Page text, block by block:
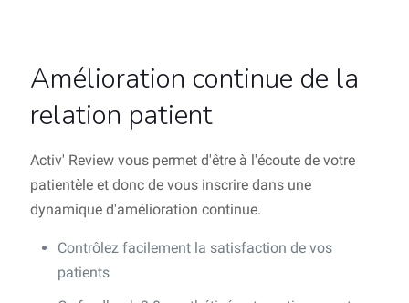
Amélioration continue de la
relation patient
Activ' Review vous permet d'être à l'écoute de votre
patientèle et donc de vous inscrire dans une
dynamique d'amélioration continue.
Contrôlez facilement la satisfaction de vos
patients